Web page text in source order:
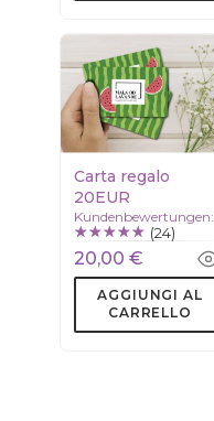
Carta regalo
20EUR
Kundenbewertungen:
(24)
20,00 €
AGGIUNGI AL
CARRELLO